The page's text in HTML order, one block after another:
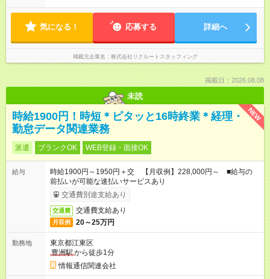
気になる！ 応募する 詳細へ
掲載元企業名 株式会社リクルートスタッフィング
掲載日：2026.08.08
未読
NEW
時給1900円！時短＊ピタッと16時終業＊経理・
勤怠データ関連業務
派遣 ブランクOK WEB登録・面接OK
給与
時給1900円～1950円＋交 【月収例】228,000円～ ■給与の
前払いが可能な速払いサービスあり
交通費別途支給あり
交通費 交通費支給あり
月収例 20～25万円
勤務地
東京都江東区
豊洲駅から徒歩1分
情報通信関連会社